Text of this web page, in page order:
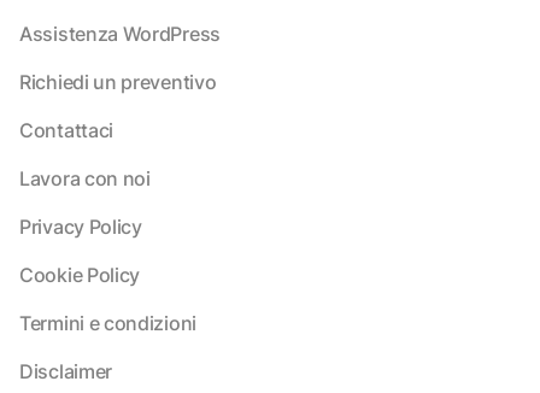
Assistenza WordPress
Richiedi un preventivo
Contattaci
Lavora con noi
Privacy Policy
Cookie Policy
Termini e condizioni
Disclaimer